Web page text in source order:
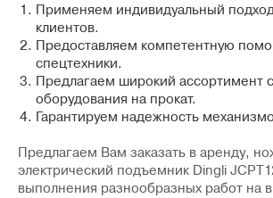
Применяем индивидуальный
клиентов.
Предоставляем компетентную
спецтехники.
Предлагаем широкий ассортимент
оборудования на прокат.
Гарантируем надежность
Предлагаем Вам заказать в аренду,
электрический подъемник Dingli
выполнения разнообразных работ на